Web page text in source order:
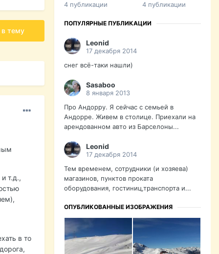
в тему
т.д.,
в то
4 публикации
4 публикации
ПОПУЛЯРНЫЕ ПУБЛИКАЦИИ
Leonid
17 декабря 2014
снег всё-таки нашли)
Sasaboo
8 января 2013
Про Андорру. Я сейчас с семьей в
Андорре. Живем в столице. Приехали на
арендованном авто из Барселоны...
Leonid
17 декабря 2014
Тем временем, сотрудники (и хозяева)
магазинов, пунктов проката
оборудования, гостиниц,транспорта и...
ОПУБЛИКОВАННЫЕ ИЗОБРАЖЕНИЯ